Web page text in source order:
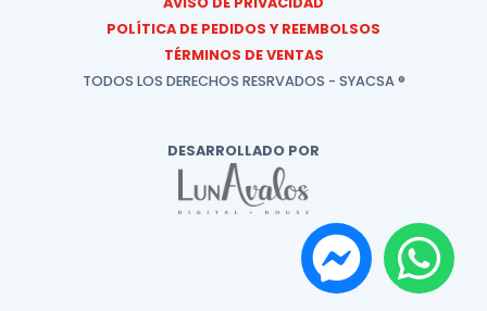
POLÍTICA DE PEDIDOS Y REEMBOLSOS
TÉRMINOS DE VENTAS
TODOS LOS DERECHOS RESRVADOS - SYACSA ®
DESARROLLADO POR